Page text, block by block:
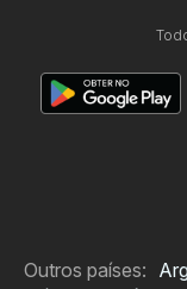
Outros países: